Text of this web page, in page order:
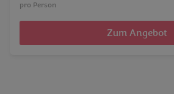
pro Person
Zum Angebot